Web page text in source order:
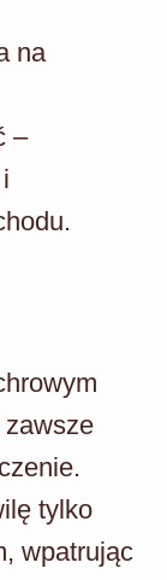
na
–
tylko
wpatrując